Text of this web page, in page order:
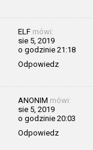
ELF mówi:
sie 5, 2019
o godzinie 21:18
Odpowiedz
ANONIM mówi:
sie 5, 2019
o godzinie 20:03
Odpowiedz